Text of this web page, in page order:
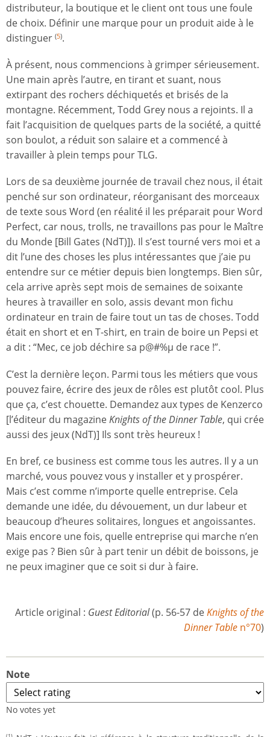
distributeur, la boutique et le client ont tous une foule
de choix. Définir une marque pour un produit aide à le
distinguer (5).
À présent, nous commencions à grimper sérieusement.
Une main après l’autre, en tirant et suant, nous
extirpant des rochers déchiquetés et brisés de la
montagne. Récemment, Todd Grey nous a rejoints. Il a
fait l’acquisition de quelques parts de la société, a quitté
son boulot, a réduit son salaire et a commencé à
travailler à plein temps pour TLG.
Lors de sa deuxième journée de travail chez nous, il était
penché sur son ordinateur, réorganisant des morceaux
de texte sous Word (en réalité il les préparait pour Word
Perfect, car nous, trolls, ne travaillons pas pour le Maître
du Monde [Bill Gates (NdT)]). Il s’est tourné vers moi et a
dit l’une des choses les plus intéressantes que j’aie pu
entendre sur ce métier depuis bien longtemps. Bien sûr,
cela arrive après sept mois de semaines de soixante
heures à travailler en solo, assis devant mon fichu
ordinateur en train de faire tout un tas de choses. Todd
était en short et en T-shirt, en train de boire un Pepsi et
a dit : “Mec, ce job déchire sa p@#%µ de race !”.
C’est la dernière leçon. Parmi tous les métiers que vous
pouvez faire, écrire des jeux de rôles est plutôt cool. Plus
que ça, c’est chouette. Demandez aux types de Kenzerco
[l’éditeur du magazineKnights of the Dinner Table, qui crée
aussi des jeux (NdT)] Ils sont très heureux !
En bref, ce business est comme tous les autres. Il y a un
marché, vous pouvez vous y installer et y prospérer.
Mais c’est comme n’importe quelle entreprise. Cela
demande une idée, du dévouement, un dur labeur et
beaucoup d’heures solitaires, longues et angoissantes.
Mais encore une fois, quelle entreprise qui marche n’en
exige pas ? Bien sûr à part tenir un débit de boissons, je
ne peux imaginer que ce soit si dur à faire.
Article original : Guest Editorial(p. 56-57 deKnights of the
Dinner Table n°70)
Note
No votes yet